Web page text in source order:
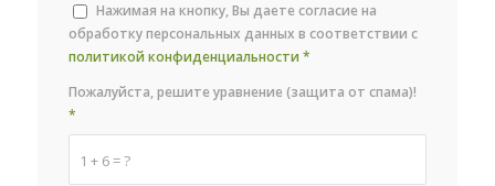
Нажимая на кнопку, Вы даете согласие на
обработку персональных данных в соответствии с
политикой конфиденциальности *
1 + 6 = ?
Пожалуйста, решите уравнение (защита от спама)!
*